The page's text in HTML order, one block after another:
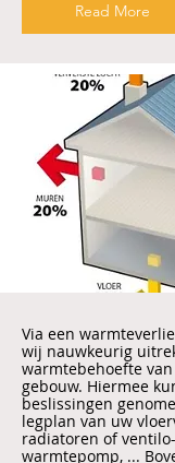
Read More
Via een
wij nauwkeurig
warmtebehoefte
gebouw. Hiermee
beslissingen
legplan van uw
radiatoren of
warmtepomp, ...